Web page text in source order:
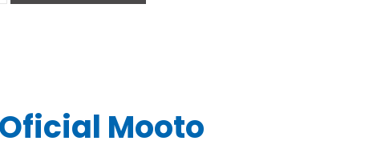
Mooto